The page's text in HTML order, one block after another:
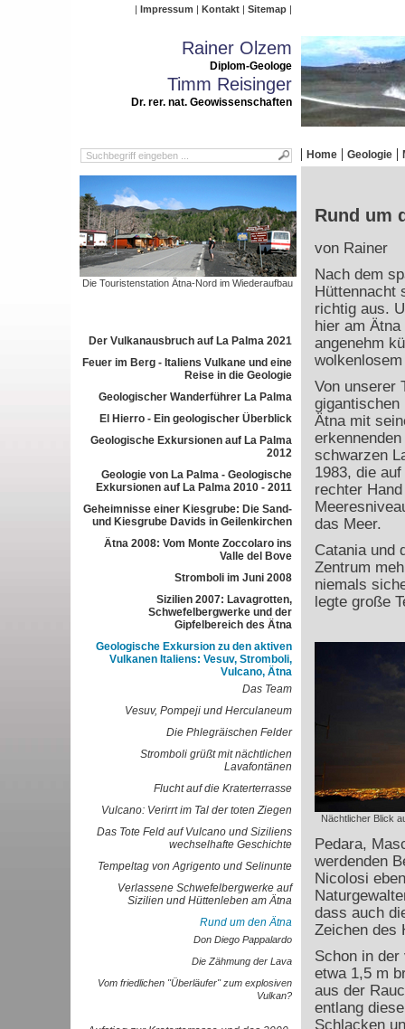
Impressum Kontakt Sitemap
Rainer Olzem
Diplom-Geologe
Timm Reisinger
Dr. rer. nat. Geowissenschaften
Home Geologie
Die Touristenstation Ätna-Nord im Wiederaufbau
Der Vulkanausbruch auf La Palma 2021
Feuer im Berg - Italiens Vulkane und eine
Reise in die Geologie
Geologischer Wanderführer La Palma
El Hierro - Ein geologischer Überblick
Geologische Exkursionen auf La Palma
2012
Geologie von La Palma - Geologische
Exkursionen auf La Palma 2010 - 2011
Geheimnisse einer Kiesgrube: Die Sand-
und Kiesgrube Davids in Geilenkirchen
Ätna 2008: Vom Monte Zoccolaro ins
Valle del Bove
Stromboli im Juni 2008
Sizilien 2007: Lavagrotten,
Schwefelbergwerke und der
Gipfelbereich des Ätna
Geologische Exkursion zu den aktiven
Vulkanen Italiens: Vesuv, Stromboli,
Vulcano, Ätna
Das Team
Vesuv, Pompeji und Herculaneum
Die Phlegräischen Felder
Stromboli grüßt mit nächtlichen
Lavafontänen
Flucht auf die Kraterterrasse
Vulcano: Verirrt im Tal der toten Ziegen
Das Tote Feld auf Vulcano und Siziliens
wechselhafte Geschichte
Tempeltag von Agrigento und Selinunte
Verlassene Schwefelbergwerke auf
Sizilien und Hüttenleben am Ätna
Rund um den Ätna
Don Diego Pappalardo
Die Zähmung der Lava
Vom friedlichen "Überläufer" zum explosiven
Vulkan?
Rund um
von Rainer
Nach dem
Hüttennacht
richtig aus.
hier am
angenehm
Von unserer
Ätna mit
schwarzen
1983, die
rechter
das Meer.
Catania und
Zentrum
niemals
legte große
Nächtlicher Blick
Pedara,
werdenden
Nicolosi
dass auch
Zeichen des
Schon in
etwa 1,5 m
aus der
entlang
Schlacken